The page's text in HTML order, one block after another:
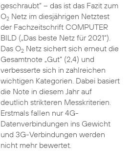
geschraubt“ – das ist das Fazit zum
O2Netz im diesjährigen Netztest
der Fachzeitschrift COMPUTER
BILD („Das beste Netz für 2021“).
Das O2Netz sichert sich erneut die
Gesamtnote „Gut“ (2,4) und
verbesserte sich in zahlreichen
wichtigen Kategorien. Dabei basiert
die Note in diesem Jahr auf
deutlich strikteren Messkriterien.
Erstmals fallen nur 4G-
Datenverbindungen ins Gewicht
und 3G-Verbindungen werden
nicht mehr bewertet.